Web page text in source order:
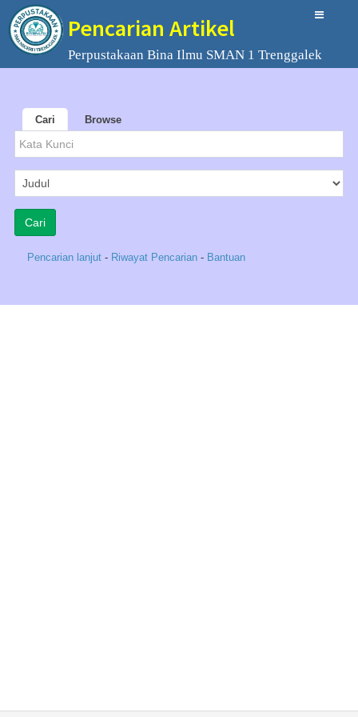
Pencarian Artikel
Perpustakaan Bina Ilmu SMAN 1 Trenggalek
Cari Browse
Pencarian lanjut - Riwayat Pencarian - Bantuan